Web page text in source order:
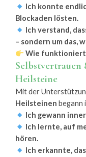
Ich konnte
Blockaden lösten.
Ich verstand,
– sondern um das,
Wie funktioniert
Heilsteine
Mit der
Heilsteinen begann
Ich gewann
Ich lernte, auf
hören.
Ich erkannte,